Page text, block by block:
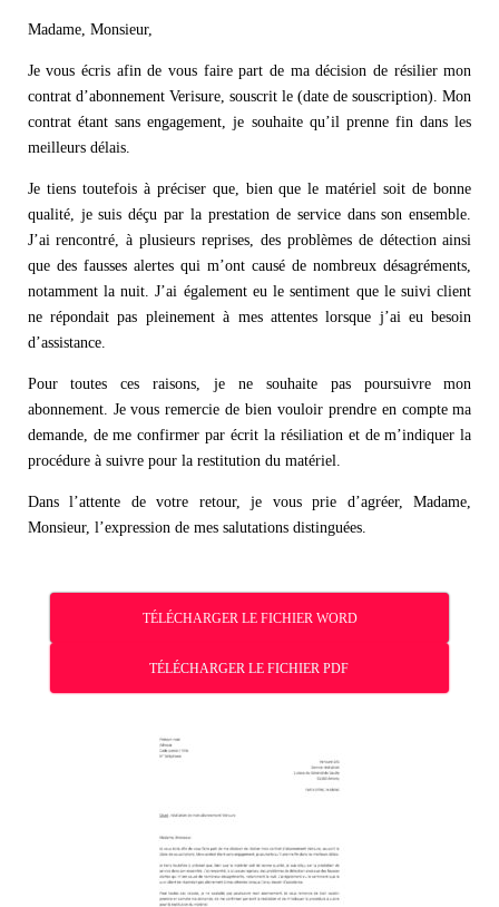
Madame, Monsieur,
Je vous écris afin de vous faire part de ma décision de résilier mon
contrat d’abonnement Verisure, souscrit le (date de souscription). Mon
contrat étant sans engagement, je souhaite qu’il prenne fin dans les
meilleurs délais.
Je tiens toutefois à préciser que, bien que le matériel soit de bonne
qualité, je suis déçu par la prestation de service dans son ensemble.
J’ai rencontré, à plusieurs reprises, des problèmes de détection ainsi
que des fausses alertes qui m’ont causé de nombreux désagréments,
notamment la nuit. J’ai également eu le sentiment que le suivi client
ne répondait pas pleinement à mes attentes lorsque j’ai eu besoin
d’assistance.
Pour toutes ces raisons, je ne souhaite pas poursuivre mon
abonnement. Je vous remercie de bien vouloir prendre en compte ma
demande, de me confirmer par écrit la résiliation et de m’indiquer la
procédure à suivre pour la restitution du matériel.
Dans l’attente de votre retour, je vous prie d’agréer, Madame,
Monsieur, l’expression de mes salutations distinguées.
TÉLÉCHARGER LE FICHIER WORD
TÉLÉCHARGER LE FICHIER PDF